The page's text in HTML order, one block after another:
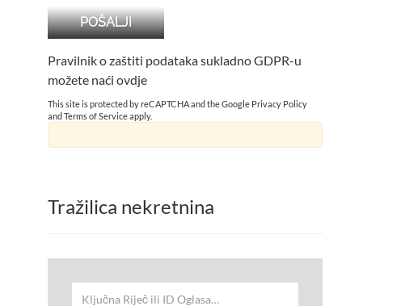
Pravilnik o zaštiti podataka sukladno GDPR-u
možete naći ovdje
This site is protected by reCAPTCHA and the Google Privacy Policy
andTerms of Serviceapply.
Tražilica nekretnina